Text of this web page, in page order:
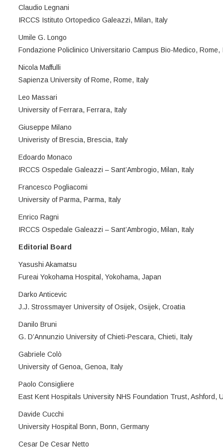
Claudio Legnani
IRCCS Istituto Ortopedico Galeazzi, Milan, Italy
Umile G. Longo
Fondazione Policlinico Universitario Campus Bio-Medico, Rome,
Nicola Maffulli
Sapienza University of Rome, Rome, Italy
Leo Massari
University of Ferrara, Ferrara, Italy
Giuseppe Milano
Univeristy of Brescia, Brescia, Italy
Edoardo Monaco
IRCCS Ospedale Galeazzi – Sant’Ambrogio, Milan, Italy
Francesco Pogliacomi
University of Parma, Parma, Italy
Enrico Ragni
IRCCS Ospedale Galeazzi – Sant’Ambrogio, Milan, Italy
Editorial Board
Yasushi Akamatsu
Fureai Yokohama Hospital, Yokohama, Japan
Darko Anticevic
J.J. Strossmayer University of Osijek, Osijek, Croatia
Danilo Bruni
G. D’Annunzio University of Chieti-Pescara, Chieti, Italy
Gabriele Colò
University of Genoa, Genoa, Italy
Paolo Consigliere
East Kent Hospitals University NHS Foundation Trust, Ashford,
Davide Cucchi
University Hospital Bonn, Bonn, Germany
Cesar De Cesar Netto